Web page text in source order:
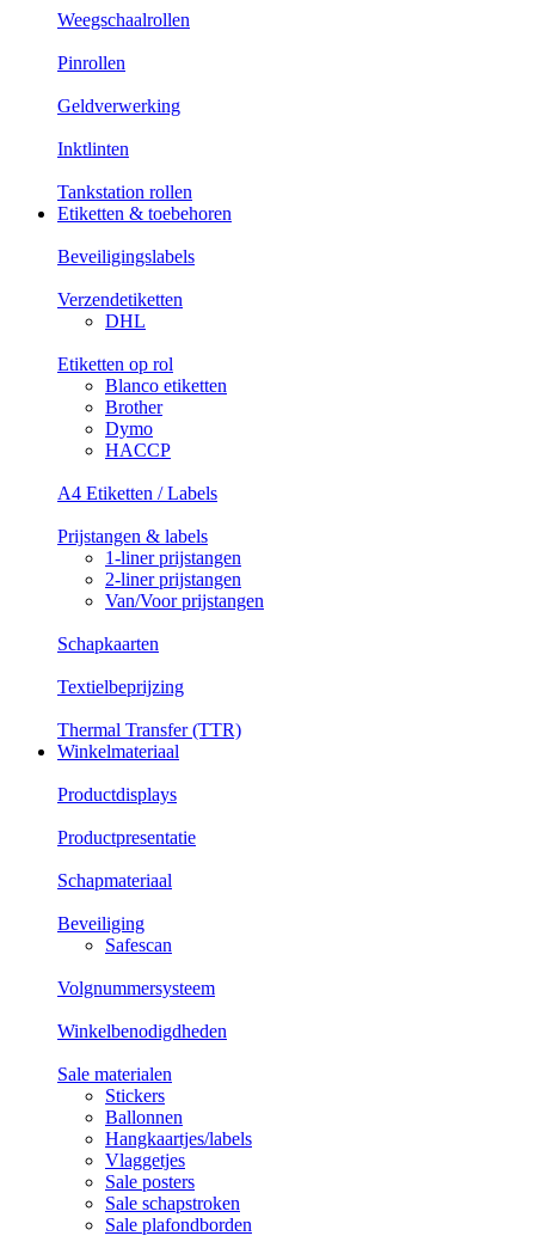
Weegschaalrollen
Pinrollen
Geldverwerking
Inktlinten
Tankstation rollen
Etiketten & toebehoren
Beveiligingslabels
Verzendetiketten
DHL
Etiketten op rol
Blanco etiketten
Brother
Dymo
HACCP
A4 Etiketten / Labels
Prijstangen & labels
1-liner prijstangen
2-liner prijstangen
Van/Voor prijstangen
Schapkaarten
Textielbeprijzing
Thermal Transfer (TTR)
Winkelmateriaal
Productdisplays
Productpresentatie
Schapmateriaal
Beveiliging
Safescan
Volgnummersysteem
Winkelbenodigdheden
Sale materialen
Stickers
Ballonnen
Hangkaartjes/labels
Vlaggetjes
Sale posters
Sale schapstroken
Sale plafondborden